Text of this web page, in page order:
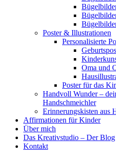
Poster & Illustrationen
Personalisierte
Oma und
Poster für das
Handvoll Wunder –
Handschmeichler
Erinnerungskisten aus
Affirmationen für Kinder
Über mich
Das Kreativstudio – Der Blog
Kontakt